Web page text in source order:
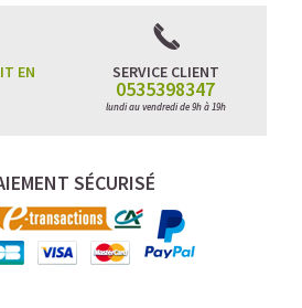
EN
SERVICE CLIENT
0535398347
lundi au vendredi de 9h à 19h
SÉCURISÉ